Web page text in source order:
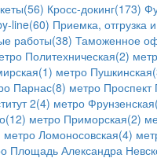
Кросс-докинг(173)
line(60) Приемка, отгрузка
работы(38) Таможенное
Политехническая(2)
метро
Парнас(8) метро
2(4) метро
метро Приморская(2)
метро Ломоносовская(4)
Площадь Александра